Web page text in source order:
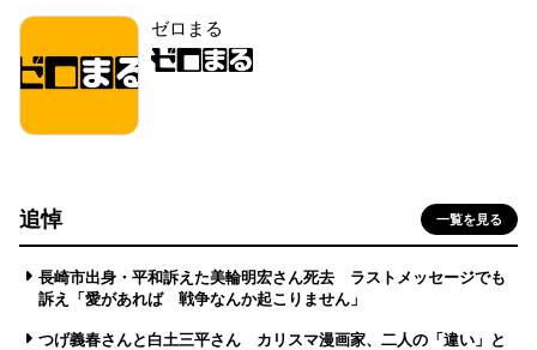
ゼロまる
追悼 一覧を見る
長崎市出身・平和訴えた美輪明宏さん死去 ラストメッセージでも
訴え「愛があれば 戦争なんか起こりません」
つげ義春さんと白土三平さん カリスマ漫画家、二人の「違い」と